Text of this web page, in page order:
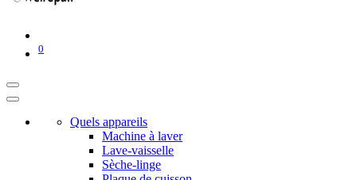
0
Quels appareils
Machine à laver
Lave-vaisselle
Sèche-linge